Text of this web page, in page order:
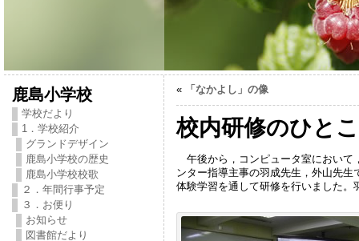
鹿島小学校
学校だより
1．学校紹介
グランドデザイン
鹿島小学校の歴史
鹿島小学校校歌
２．年間行事予定
３．お便り
お知らせ
図書館だより
« 「なかよし」の像
校内研修のひと
午後から，コンピュータ室において
ンター指導主事の羽成先生，外山先
体験学習を通して研修を行いました